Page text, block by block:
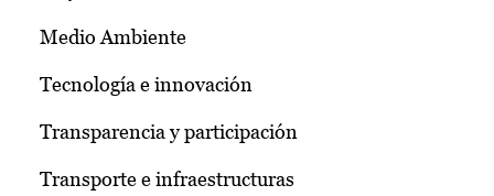
Medio Ambiente
Tecnología e innovación
Transparencia y participación
Transporte e infraestructuras